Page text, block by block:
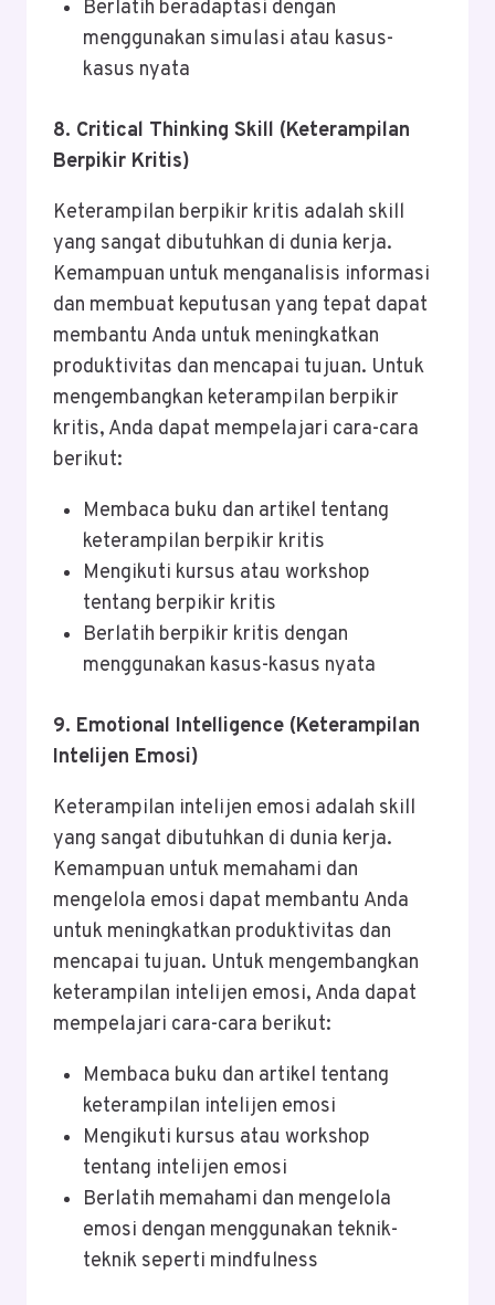
Berlatih beradaptasi dengan
menggunakan simulasi atau kasus-
kasus nyata
8. Critical Thinking Skill (Keterampilan
Berpikir Kritis)
Keterampilan berpikir kritis adalah skill
yang sangat dibutuhkan di dunia kerja.
Kemampuan untuk menganalisis informasi
dan membuat keputusan yang tepat dapat
membantu Anda untuk meningkatkan
produktivitas dan mencapai tujuan. Untuk
mengembangkan keterampilan berpikir
kritis, Anda dapat mempelajari cara-cara
berikut:
Membaca buku dan artikel tentang
keterampilan berpikir kritis
Mengikuti kursus atau workshop
tentang berpikir kritis
Berlatih berpikir kritis dengan
menggunakan kasus-kasus nyata
9. Emotional Intelligence (Keterampilan
Intelijen Emosi)
Keterampilan intelijen emosi adalah skill
yang sangat dibutuhkan di dunia kerja.
Kemampuan untuk memahami dan
mengelola emosi dapat membantu Anda
untuk meningkatkan produktivitas dan
mencapai tujuan. Untuk mengembangkan
keterampilan intelijen emosi, Anda dapat
mempelajari cara-cara berikut:
Membaca buku dan artikel tentang
keterampilan intelijen emosi
Mengikuti kursus atau workshop
tentang intelijen emosi
Berlatih memahami dan mengelola
emosi dengan menggunakan teknik-
teknik seperti mindfulness